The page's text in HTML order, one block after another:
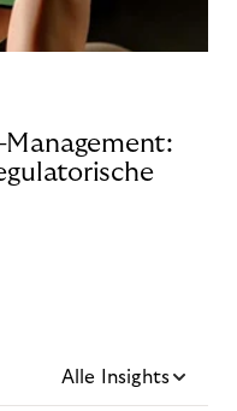
Alle Insights